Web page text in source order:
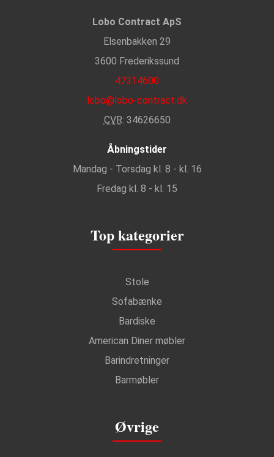
Lobo Contract ApS
Elsenbakken 29
3600 Frederikssund
47314600
lobo@lobo-contract.dk
CVR: 34626650
Åbningstider
Mandag - Torsdag kl. 8 - kl. 16
Fredag kl. 8 - kl. 15
Top kategorier
Stole
Sofabænke
Bardiske
American Diner møbler
Barindretninger
Barmøbler
Øvrige